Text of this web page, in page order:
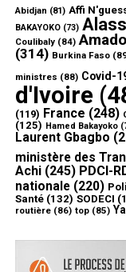
Abidjan (81) Affi
BAKAYOKO(73)
Coulibaly(84)
(314) Burkina Faso
ministres (88) Covid-
d'Ivoire
(119) France (248)
(125) Hamed Bakayoko
Laurent Gbagbo
ministère des
Achi(245) PDCI-
nationale(220)
Santé(132) SODECI
routière(86) top(85)